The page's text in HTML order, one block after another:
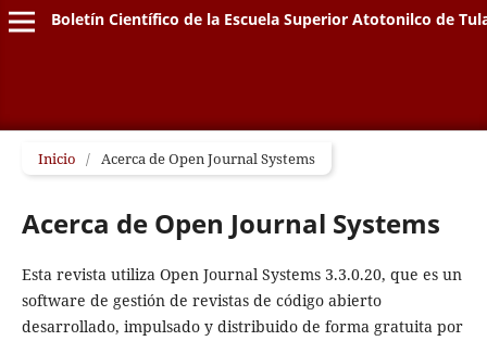
Boletín Científico de la Escuela Superior Atotonilco de
Inicio / Acerca de Open Journal Systems
Acerca de Open Journal Systems
Esta revista utiliza Open Journal Systems 3.3.0.20, que es un
software de gestión de revistas de código abierto
desarrollado, impulsado y distribuido de forma gratuita por